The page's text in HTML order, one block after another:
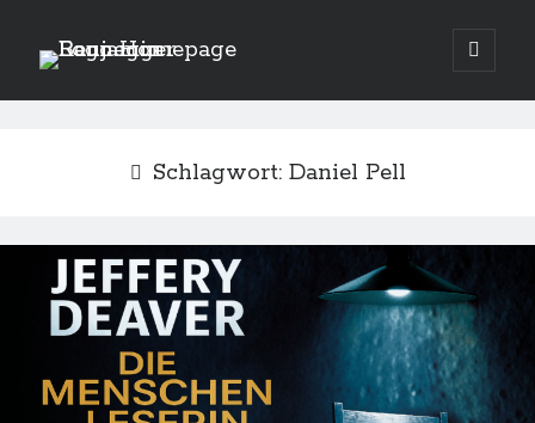
Benjamin
open
primary
Schlagwort: Daniel Pell